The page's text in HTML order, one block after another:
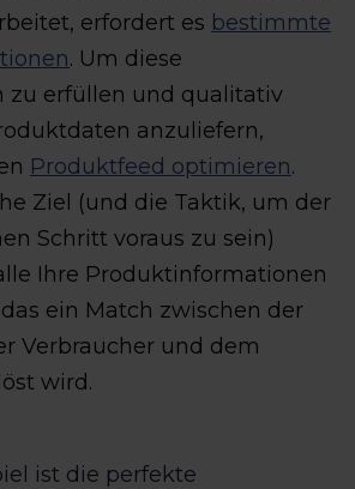
erfordert es bestimmte
. Um diese
zu erfüllen und qualitativ
anzuliefern,
Produktfeed optimieren.
Ziel (und die Taktik, um der
Schritt voraus zu sein)
Ihre Produktinformationen
ein Match zwischen der
Verbraucher und dem
wird.
ist die perfekte